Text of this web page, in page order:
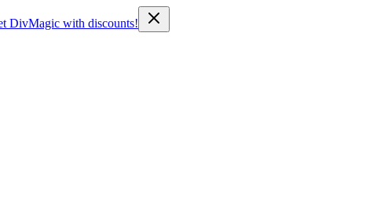
DivMagic with discounts!